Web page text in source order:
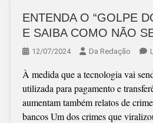
ENTENDA O “GOLPE
E SAIBA COMO NÃO
12/07/2024 Da Redação
À medida que a tecnologia vai
utilizada para pagamento e
aumentam também relatos de
bancos Um dos crimes que